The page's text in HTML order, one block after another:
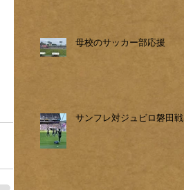
母校のサッカー部応援
サンフレ対ジュビロ磐田戦